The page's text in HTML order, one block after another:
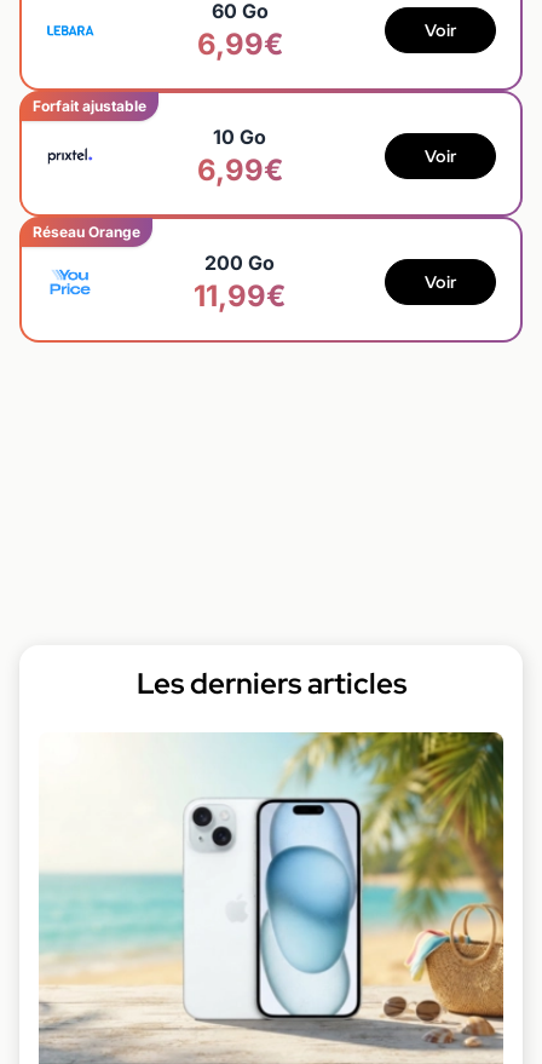
60 Go
6,99€ Voir
Forfait ajustable
10 Go
6,99€ Voir
Réseau Orange
200 Go
11,99€ Voir
Les derniers articles